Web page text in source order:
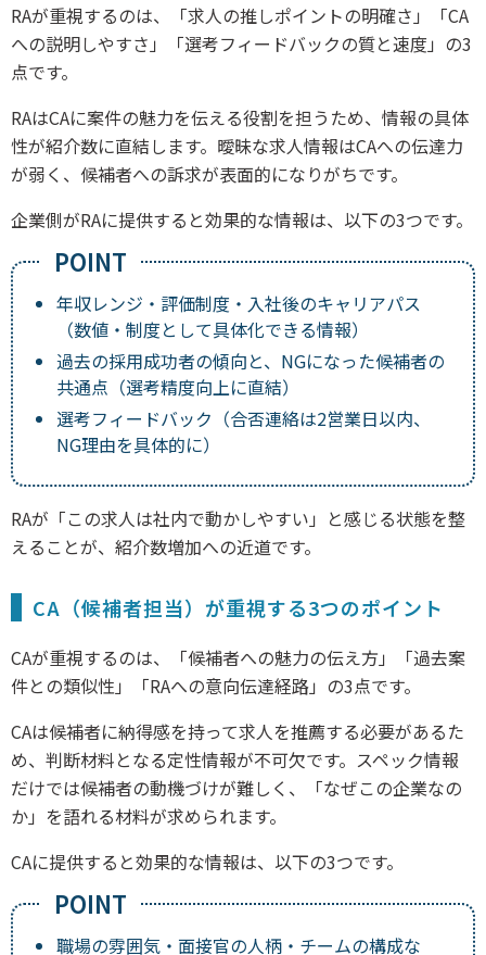
RAが重視するのは、「求人の推しポイントの明確さ」「CA
への説明しやすさ」「選考フィードバックの質と速度」の3
点です。
RAはCAに案件の魅力を伝える役割を担うため、情報の具体
性が紹介数に直結します。曖昧な求人情報はCAへの伝達力
が弱く、候補者への訴求が表面的になりがちです。
企業側がRAに提供すると効果的な情報は、以下の3つです。
年収レンジ・評価制度・入社後のキャリアパス
（数値・制度として具体化できる情報）
過去の採用成功者の傾向と、NGになった候補者の
共通点（選考精度向上に直結）
選考フィードバック（合否連絡は2営業日以内、
NG理由を具体的に）
RAが「この求人は社内で動かしやすい」と感じる状態を整
えることが、紹介数増加への近道です。
CA（候補者担当）が重視する3つのポイント
CAが重視するのは、「候補者への魅力の伝え方」「過去案
件との類似性」「RAへの意向伝達経路」の3点です。
CAは候補者に納得感を持って求人を推薦する必要があるた
め、判断材料となる定性情報が不可欠です。スペック情報
だけでは候補者の動機づけが難しく、「なぜこの企業なの
か」を語れる材料が求められます。
CAに提供すると効果的な情報は、以下の3つです。
職場の雰囲気・面接官の人柄・チームの構成な